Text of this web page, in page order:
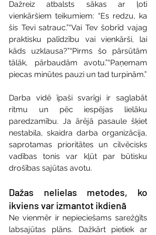
Dažreiz atbalsts sākas ar ļoti
vienkāršiem teikumiem: “Es redzu, ka
šis Tevi satrauc.”“Vai Tev šobrīd vajag
praktisku palīdzību vai vienkārši, lai
kāds uzklausa?”“Pirms šo pārsūtām
tālāk, pārbaudām avotu.”“Paņemam
piecas minūtes pauzi un tad turpinām.”
Darba vidē īpaši svarīgi ir saglabāt
ritmu un pēc iespējas lielāku
paredzamību. Ja ārējā pasaule šķiet
nestabila, skaidra darba organizācija,
saprotamas prioritātes un cilvēcisks
vadības tonis var kļūt par būtisku
drošības sajūtas avotu.
Dažas nelielas metodes, ko
ikviens var izmantot ikdienā
Ne vienmēr ir nepieciešams sarežģīts
labsajūtas plāns. Dažkārt pietiek ar